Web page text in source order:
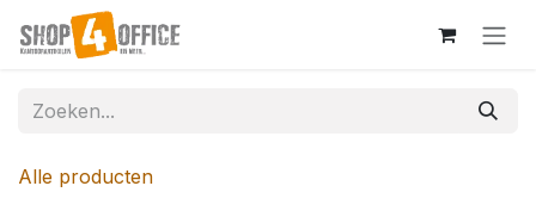
Overslaan naar inhoud
Alle producten